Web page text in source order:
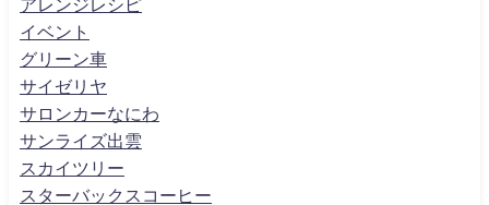
アレンジレシピ
イベント
グリーン車
サイゼリヤ
サロンカーなにわ
サンライズ出雲
スカイツリー
スターバックスコーヒー